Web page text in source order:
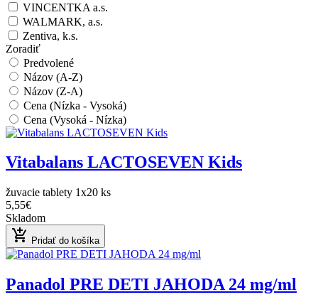
VINCENTKA a.s.
WALMARK, a.s.
Zentiva, k.s.
Zoradiť
Predvolené
Názov (A-Z)
Názov (Z-A)
Cena (Nízka - Vysoká)
Cena (Vysoká - Nízka)
Vitabalans LACTOSEVEN Kids
žuvacie tablety 1x20 ks
5,55€
Skladom
add_shopping_cart Pridať do košíka
Panadol PRE DETI JAHODA 24 mg/ml